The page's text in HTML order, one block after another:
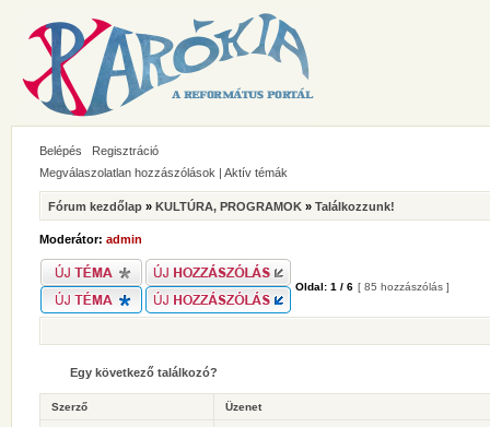
Belépés
Regisztráció
Megválaszolatlan hozzászólások | Aktív témák
Fórum kezdőlap » KULTÚRA, PROGRAMOK » Találkozzunk!
Moderátor: admin
Oldal: 1 / 6 [ 85 hozzászólás ]
Egy következő találkozó?
Szerző Üzenet